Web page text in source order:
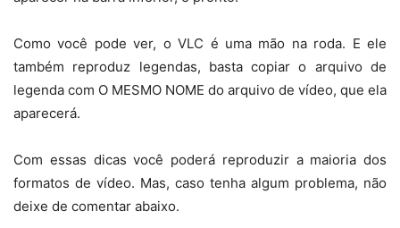
Como você pode ver, o VLC é uma mão na roda. E ele
também reproduz legendas, basta copiar o arquivo de
legenda com O MESMO NOME do arquivo de vídeo, que ela
aparecerá.
Com essas dicas você poderá reproduzir a maioria dos
formatos de vídeo. Mas, caso tenha algum problema, não
deixe de comentar abaixo.